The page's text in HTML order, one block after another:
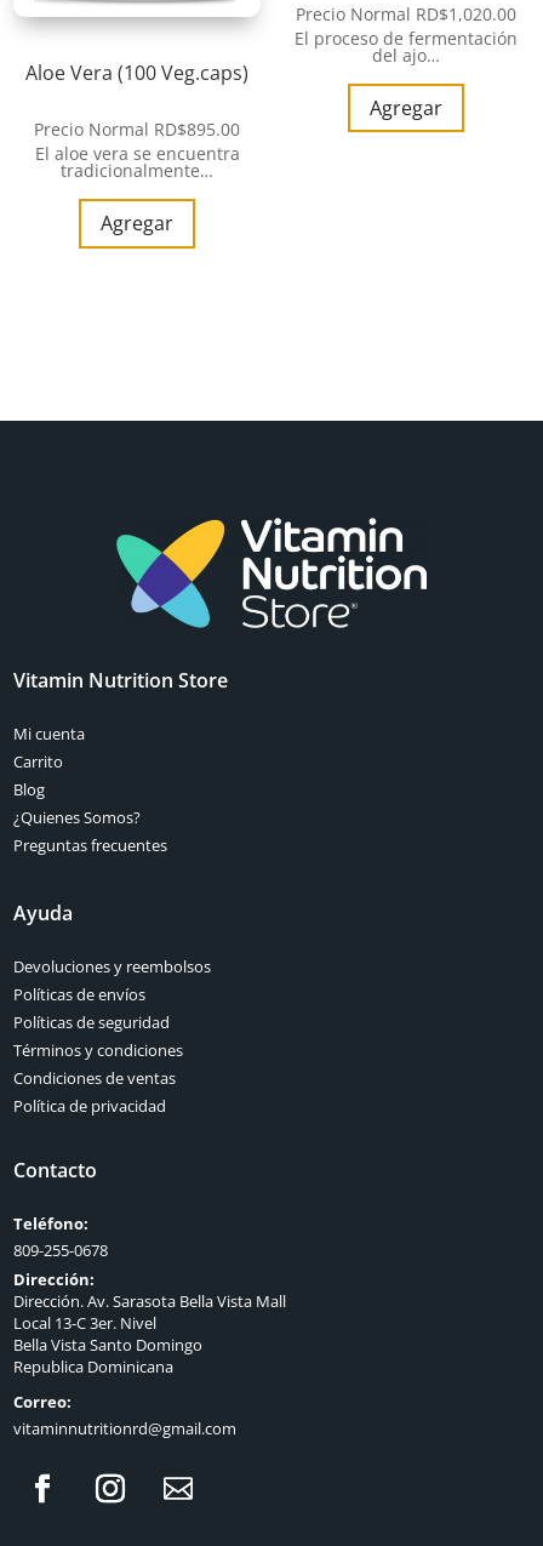
Aloe Vera (100 Veg.caps)
Precio Normal RD$895.00
El aloe vera se encuentra
tradicionalmente…
Agregar
Precio Normal RD$1,020.00
El proceso de fermentación
del ajo…
Agregar
Vitamin Nutrition Store
Mi cuenta
Carrito
Blog
¿Quienes Somos?
Preguntas frecuentes
Ayuda
Devoluciones y reembolsos
Políticas de envíos
Políticas de seguridad
Términos y condiciones
Condiciones de ventas
Política de privacidad
Contacto
Teléfono:
809-255-0678
Dirección:
Dirección. Av. Sarasota Bella Vista Mall
Local 13-C 3er. Nivel
Bella Vista Santo Domingo
Republica Dominicana
Correo:
vitaminnutritionrd@gmail.com